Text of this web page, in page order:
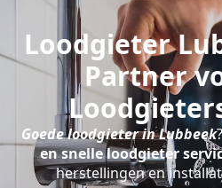
Loodgieter
Partner
Goede loodgieter in Lubbeek
en snelle loodgieter
herstellingen en